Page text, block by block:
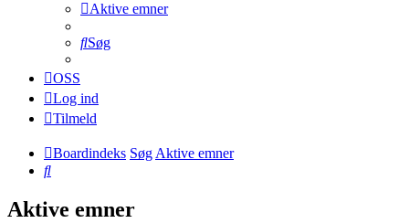
Aktive emner
Søg
OSS
Log ind
Tilmeld
Boardindeks SøgAktive emner
Søg
Aktive emner